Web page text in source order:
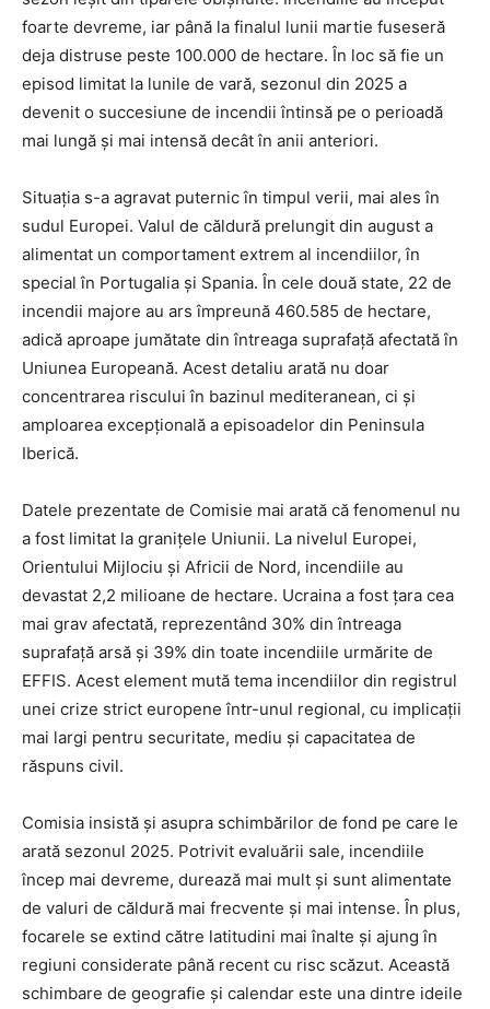
foarte devreme, iar până la finalul lunii martie fuseseră
deja distruse peste 100.000 de hectare. În loc să fie un
episod limitat la lunile de vară, sezonul din 2025 a
devenit o succesiune de incendii întinsă pe o perioadă
mai lungă și mai intensă decât în anii anteriori.
Situația s-a agravat puternic în timpul verii, mai ales în
sudul Europei. Valul de căldură prelungit din august a
alimentat un comportament extrem al incendiilor, în
special în Portugalia și Spania. În cele două state, 22 de
incendii majore au ars împreună 460.585 de hectare,
adică aproape jumătate din întreaga suprafață afectată în
Uniunea Europeană. Acest detaliu arată nu doar
concentrarea riscului în bazinul mediteranean, ci și
amploarea excepțională a episoadelor din Peninsula
Iberică.
Datele prezentate de Comisie mai arată că fenomenul nu
a fost limitat la granițele Uniunii. La nivelul Europei,
Orientului Mijlociu și Africii de Nord, incendiile au
devastat 2,2 milioane de hectare. Ucraina a fost țara cea
mai grav afectată, reprezentând 30% din întreaga
suprafață arsă și 39% din toate incendiile urmărite de
EFFIS. Acest element mută tema incendiilor din registrul
unei crize strict europene într-unul regional, cu implicații
mai largi pentru securitate, mediu și capacitatea de
răspuns civil.
Comisia insistă și asupra schimbărilor de fond pe care le
arată sezonul 2025. Potrivit evaluării sale, incendiile
încep mai devreme, durează mai mult și sunt alimentate
de valuri de căldură mai frecvente și mai intense. În plus,
focarele se extind către latitudini mai înalte și ajung în
regiuni considerate până recent cu risc scăzut. Această
schimbare de geografie și calendar este una dintre ideile